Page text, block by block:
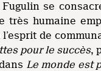
se
humaine
de
pour le succès,
Le monde est